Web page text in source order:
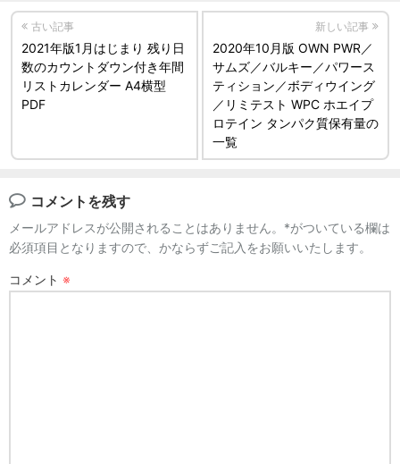
古い記事
2021年版1月はじまり 残り日
数のカウントダウン付き年間
リストカレンダー A4横型
PDF
新しい記事
2020年10月版 OWN PWR／
サムズ／バルキー／パワース
ティション／ボディウイング
／リミテスト WPC ホエイプ
ロテイン タンパク質保有量の
一覧
コメントを残す
メールアドレスが公開されることはありません。*がついている欄は
必須項目となりますので、かならずご記入をお願いいたします。
コメント ※